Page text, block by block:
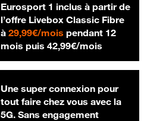
Eurosport 1 inclus à partir de
l’offre Livebox Classic Fibre
à 29,99€/mois29,99 € par mois
pendant 12
mois puis 42,99€/mois42,99 € par
Une super connexion pour
tout faire chez vous avec la
5G. Sans engagement